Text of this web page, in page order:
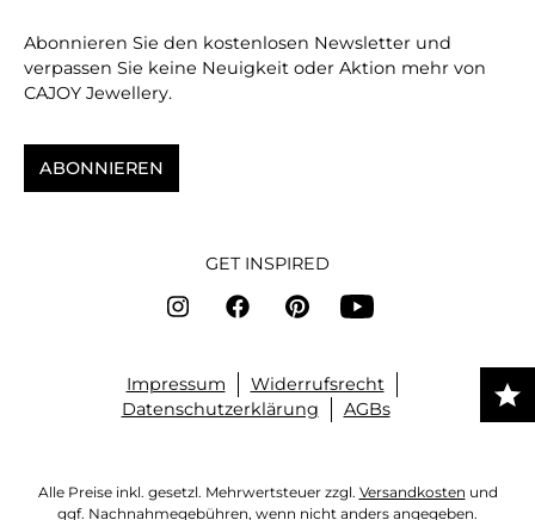
Abonnieren Sie den kostenlosen Newsletter und
verpassen Sie keine Neuigkeit oder Aktion mehr von
CAJOY Jewellery.
ABONNIEREN
GET INSPIRED
Impressum
Widerrufsrecht
Datenschutzerklärung
AGBs
Alle Preise inkl. gesetzl. Mehrwertsteuer zzgl. Versandkosten und
ggf. Nachnahmegebühren, wenn nicht anders angegeben.